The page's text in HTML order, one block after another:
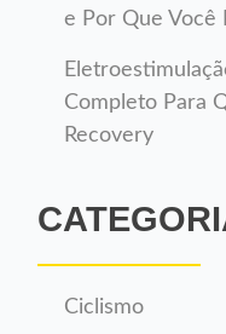
e Por Que Você
Completo Para
Recovery
Ciclismo